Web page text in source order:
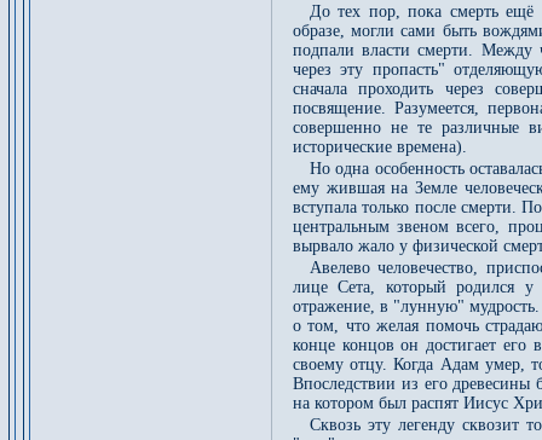
До тех пор, пока смерть ещё
образе, могли сами быть
подпали власти смерти. Между
через эту пропасть"
сначала проходить через
посвящение. Разумеется,
совершенно не те различные
исторические времена).
Но одна особенность
ему жившая на Земле
вступала только после смерти.
центральным звеном всего,
вырвало жало у физической
Авелево человечество,
лице Сета, который родился
отражение, в "лунную" мудрость.
о том, что желая помочь
конце концов он достигает
своему отцу. Когда Адам умер,
Впоследствии из его древесины
на котором был распят Иисус
Сквозь эту легенду сквозит